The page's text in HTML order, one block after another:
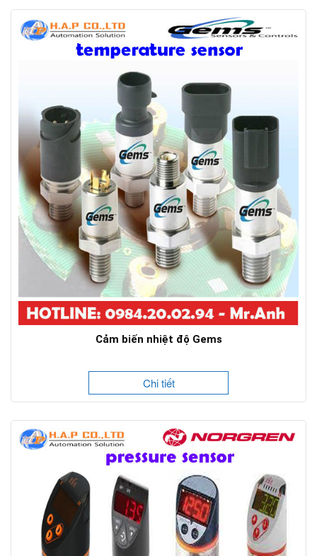
Cảm biến nhiệt độ Gems
Chi tiết